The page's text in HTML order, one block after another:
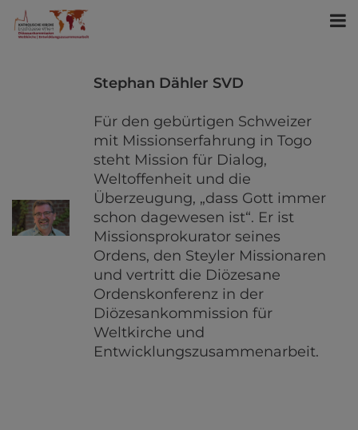
Stephan Dähler SVD
Für den gebürtigen Schweizer
mit Missionserfahrung in Togo
steht Mission für Dialog,
Weltoffenheit und die
Überzeugung, „dass Gott immer
schon dagewesen ist“. Er ist
Missionsprokurator seines
Ordens, den Steyler Missionaren
und vertritt die Diözesane
Ordenskonferenz in der
Diözesankommission für
Weltkirche und
Entwicklungszusammenarbeit.